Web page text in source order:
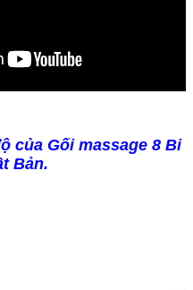
của Gối massage 8 Bi
Bản.